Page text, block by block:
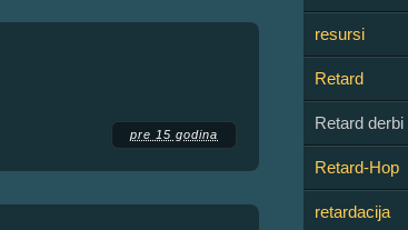
pre 15 godina
resursi
Retard
Retard derbi
Retard-Hop
retardacija